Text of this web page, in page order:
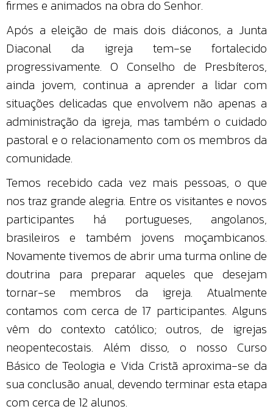
firmes e animados na obra do Senhor.
Após a eleição de mais dois diáconos, a Junta
Diaconal da igreja tem-se fortalecido
progressivamente. O Conselho de Presbíteros,
ainda jovem, continua a aprender a lidar com
situações delicadas que envolvem não apenas a
administração da igreja, mas também o cuidado
pastoral e o relacionamento com os membros da
comunidade.
Temos recebido cada vez mais pessoas, o que
nos traz grande alegria. Entre os visitantes e novos
participantes há portugueses, angolanos,
brasileiros e também jovens moçambicanos.
Novamente tivemos de abrir uma turma online de
doutrina para preparar aqueles que desejam
tornar-se membros da igreja. Atualmente
contamos com cerca de 17 participantes. Alguns
vêm do contexto católico; outros, de igrejas
neopentecostais. Além disso, o nosso Curso
Básico de Teologia e Vida Cristã aproxima-se da
sua conclusão anual, devendo terminar esta etapa
com cerca de 12 alunos.